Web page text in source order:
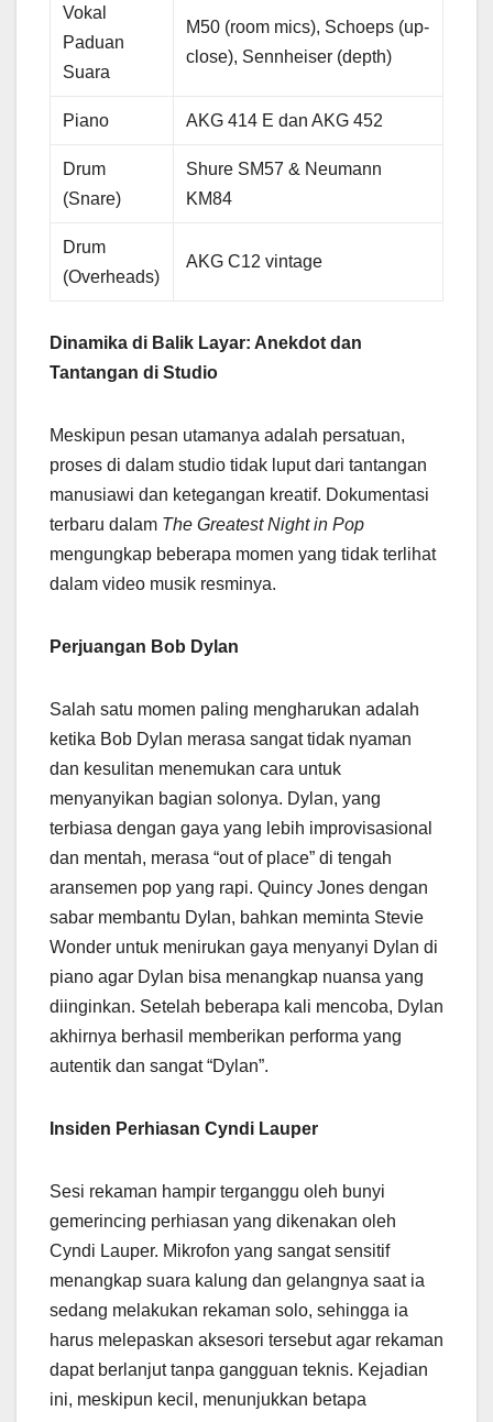
Vokal
Paduan
Suara
M50 (room mics), Schoeps (up-
close), Sennheiser (depth)
Piano AKG 414 E dan AKG 452
Drum
(Snare)
Shure SM57 & Neumann
KM84
Drum
(Overheads)
AKG C12 vintage
Dinamika di Balik Layar: Anekdot dan
Tantangan di Studio
Meskipun pesan utamanya adalah persatuan,
proses di dalam studio tidak luput dari tantangan
manusiawi dan ketegangan kreatif. Dokumentasi
terbaru dalam The Greatest Night in Pop
mengungkap beberapa momen yang tidak terlihat
dalam video musik resminya.
Perjuangan Bob Dylan
Salah satu momen paling mengharukan adalah
ketika Bob Dylan merasa sangat tidak nyaman
dan kesulitan menemukan cara untuk
menyanyikan bagian solonya. Dylan, yang
terbiasa dengan gaya yang lebih improvisasional
dan mentah, merasa “out of place” di tengah
aransemen pop yang rapi. Quincy Jones dengan
sabar membantu Dylan, bahkan meminta Stevie
Wonder untuk menirukan gaya menyanyi Dylan di
piano agar Dylan bisa menangkap nuansa yang
diinginkan. Setelah beberapa kali mencoba, Dylan
akhirnya berhasil memberikan performa yang
autentik dan sangat “Dylan”.
Insiden Perhiasan Cyndi Lauper
Sesi rekaman hampir terganggu oleh bunyi
gemerincing perhiasan yang dikenakan oleh
Cyndi Lauper. Mikrofon yang sangat sensitif
menangkap suara kalung dan gelangnya saat ia
sedang melakukan rekaman solo, sehingga ia
harus melepaskan aksesori tersebut agar rekaman
dapat berlanjut tanpa gangguan teknis. Kejadian
ini, meskipun kecil, menunjukkan betapa